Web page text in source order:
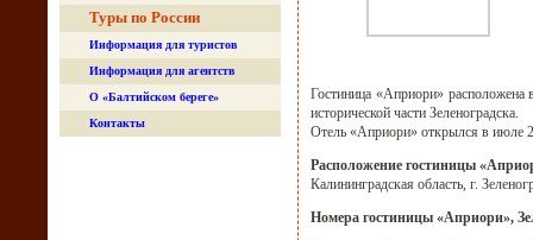
Туры по России
Информация для туристов
Информация для агентств
О «Балтийском береге»
Контакты
Гостиница «Априори» расположена
исторической части Зеленоградска.
Отель «Априори» открылся в июле
Расположение гостиницы
Калининградская область, г.
Номера гостиницы «Априори»,